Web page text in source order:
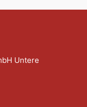
Untere